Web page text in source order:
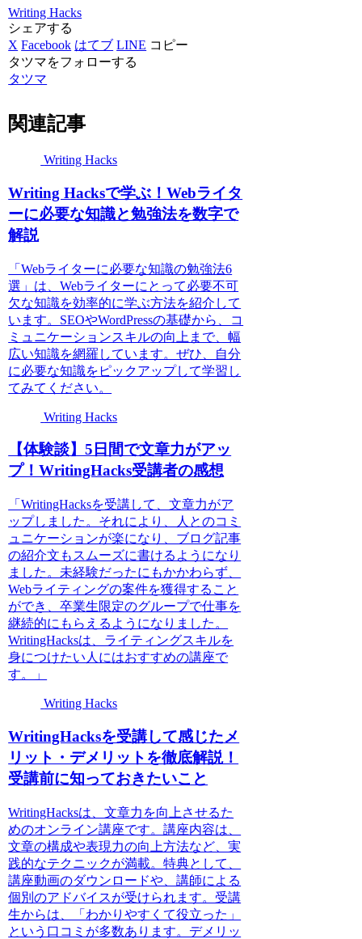
Writing Hacks
シェアする
X Facebook はてブ LINE コピー
タツマをフォローする
タツマ
関連記事
Writing Hacks
Writing Hacksで学ぶ！Webライタ
ーに必要な知識と勉強法を数字で
解説
「Webライターに必要な知識の勉強法6
選」は、Webライターにとって必要不可
欠な知識を効率的に学ぶ方法を紹介して
います。SEOやWordPressの基礎から、コ
ミュニケーションスキルの向上まで、幅
広い知識を網羅しています。ぜひ、自分
に必要な知識をピックアップして学習し
てみてください。
Writing Hacks
【体験談】5日間で文章力がアッ
プ！WritingHacks受講者の感想
「WritingHacksを受講して、文章力がア
ップしました。それにより、人とのコミ
ュニケーションが楽になり、ブログ記事
の紹介文もスムーズに書けるようになり
ました。未経験だったにもかかわらず、
Webライティングの案件を獲得すること
ができ、卒業生限定のグループで仕事を
継続的にもらえるようになりました。
WritingHacksは、ライティングスキルを
身につけたい人にはおすすめの講座で
す。」
Writing Hacks
WritingHacksを受講して感じたメ
リット・デメリットを徹底解説！
受講前に知っておきたいこと
WritingHacksは、文章力を向上させるた
めのオンライン講座です。講座内容は、
文章の構成や表現力の向上方法など、実
践的なテクニックが満載。特典として、
講座動画のダウンロードや、講師による
個別のアドバイスが受けられます。受講
生からは、「わかりやすくて役立った」
という口コミが多数あります。デメリッ